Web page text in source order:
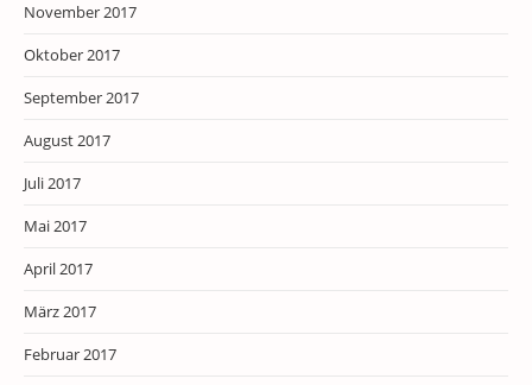
November 2017
Oktober 2017
September 2017
August 2017
Juli 2017
Mai 2017
April 2017
März 2017
Februar 2017